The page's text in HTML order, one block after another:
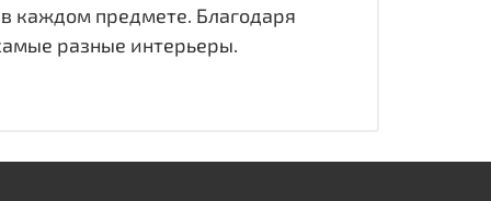
каждом предмете. Благодаря
разные интерьеры.